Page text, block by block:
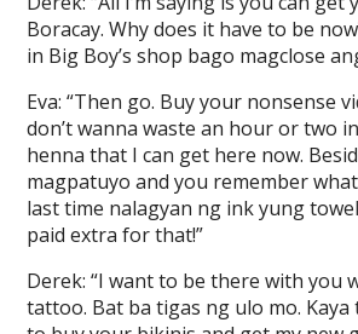
Boracay. Why does it have to be
in Big Boy’s shop bago magclose
Eva: “Then go. Buy your nonsense
don’t wanna waste an hour or two
henna that I can get here now.
magpatuyo and you remember
last time nalagyan ng ink yung
paid extra for that!”
Derek: “I want to be there with you
tattoo. Bat ba tigas ng ulo mo. Kaya